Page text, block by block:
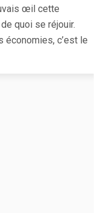
œil cette
quoi se réjouir.
économies, c’est le